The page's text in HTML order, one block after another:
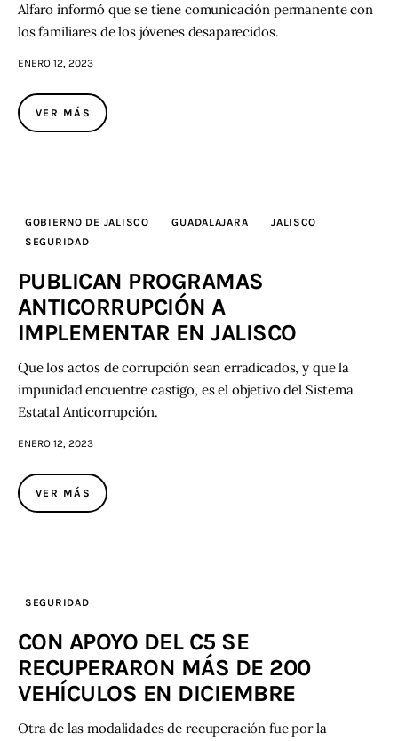
Jalisco RADIO / En Vivo
Nosotros
Contacto
Alfaro informó que se tiene comunicación permanente con
los familiares de los jóvenes desaparecidos.
ENERO 12, 2023
VER MÁS
GOBIERNO DE JALISCO GUADALAJARA
JALISCO
SEGURIDAD
PUBLICAN PROGRAMAS
ANTICORRUPCIÓN A
IMPLEMENTAR EN JALISCO
Que los actos de corrupción sean erradicados, y que la
impunidad encuentre castigo, es el objetivo del Sistema
Estatal Anticorrupción.
ENERO 12, 2023
VER MÁS
SEGURIDAD
CON APOYO DEL C5 SE
RECUPERARON MÁS DE 200
VEHÍCULOS EN DICIEMBRE
Otra de las modalidades de recuperación fue por la